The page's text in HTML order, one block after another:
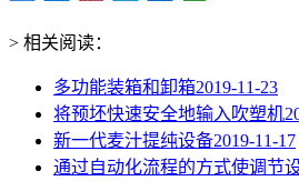
> 相关阅读：
多功能装箱和卸箱2019-11-23
将预坯快速安全地输入吹塑机
新一代麦汁提纯设备2019-11-17
通过自动化流程的方式使调节